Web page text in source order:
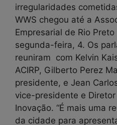
irregularidades
WWS chegou até a
Empresarial de Rio
segunda-feira, 4. Os
reuniram com Kelvin
ACIRP, Gilberto Perez
presidente, e Jean
vice-presidente e
Inovação. “É mais uma
da cidade para